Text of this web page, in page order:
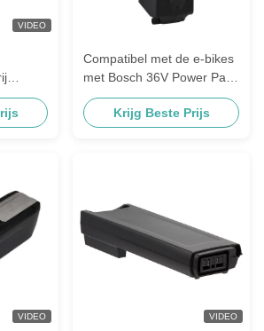
VIDEO
Frame
Mount
Compatibel met de e-bikes
met Bosch 36V Power Pack
300/400 accu vervanging
Bosch Classic E-Bike accu
Krijg Beste Prijs
VIDEO VIDEO